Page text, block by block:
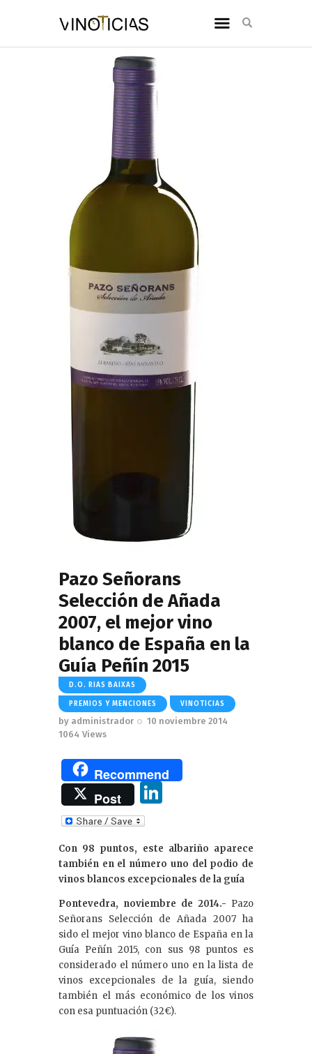
Pazo Señorans
Selección de Añada
2007, el mejor vino
blanco de España en la
Guía Peñín 2015
D.O. RIAS BAIXAS
PREMIOS Y MENCIONES VINOTICIAS
by administrador
10 noviembre 2014
1064 Views
Recommend
Post
k
e
dI
n
Con 98 puntos, este albariño aparece
también en el número uno del podio de
vinos blancos excepcionales de la guía
Pontevedra, noviembre de 2014.- Pazo
Señorans Selección de Añada 2007 ha
sido el mejor vino blanco de España en la
Guía Peñín 2015, con sus 98 puntos es
considerado el número uno en la lista de
vinos excepcionales de la guía, siendo
también el más económico de los vinos
con esa puntuación (32€).